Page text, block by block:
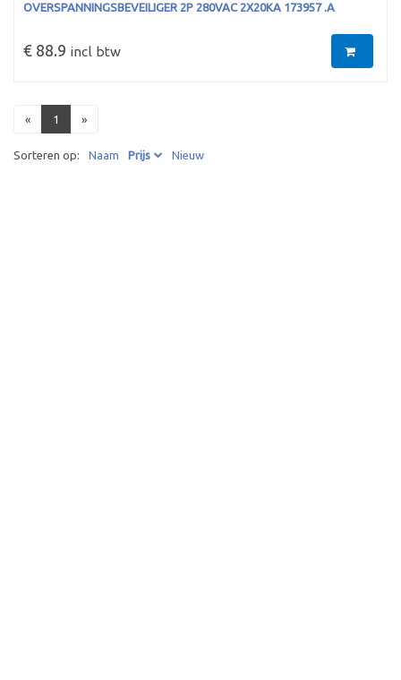
OVERSPANNINGSBEVEILIGER 2P 280VAC 2X20KA 173957 .A
€ 88.9 incl btw
« 1 »
Sorteren op: Naam Prijs Nieuw